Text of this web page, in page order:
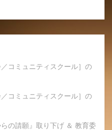
コミュニティスクール］の
コミュニティスクール］の
の請願』取り下げ ＆ 教育委